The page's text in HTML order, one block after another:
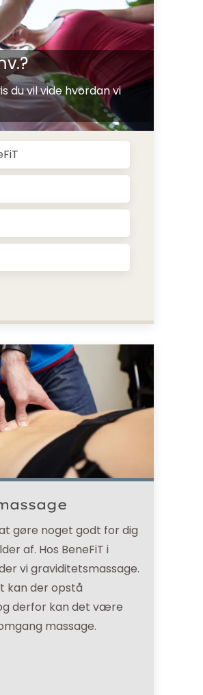
du vil vide hvordan vi
gøre noget godt for dig
af. Hos BeneFiT i
vi graviditetsmassage.
kan der opstå
derfor kan det være
massage.